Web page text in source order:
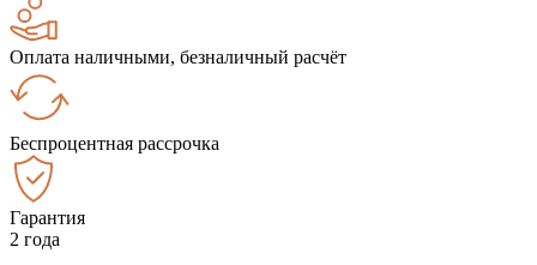
Оплата наличными, безналичный расчёт
Беспроцентная рассрочка
Гарантия
2 года